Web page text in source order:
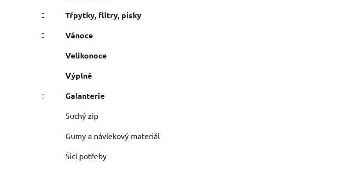
Třpytky, flitry, písky
Vánoce
Velikonoce
Výplně
Galanterie
Suchý zip
Gumy a návlekový materiál
Šicí potřeby